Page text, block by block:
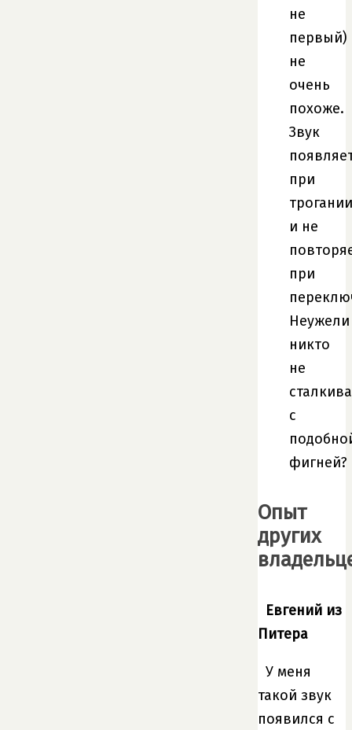
не
первый)
не
очень
похоже.
Звук
при
трогании
и не
при
Неужели
никто
не
с
фигней?
Опыт
других
Евгений из
Питера
У меня
такой звук
появился с